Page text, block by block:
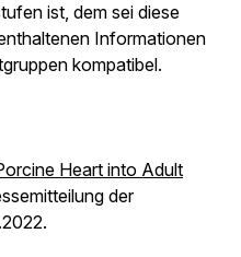
ist, dem sei diese
Informationen
kompatibel.
Heart into Adult
der